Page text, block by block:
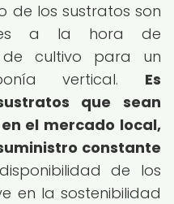
de los sustratos son
a la hora de
cultivo para un
vertical. Es
que sean
el mercado local,
constante
de los
en la sostenibilidad